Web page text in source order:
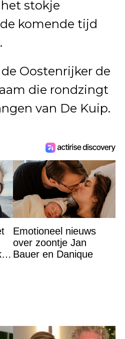
stokje
komende tijd
Oostenrijker de
die rondzingt
van De Kuip.
Emotioneel nieuws
over zoontje Jan
Bauer en Danique